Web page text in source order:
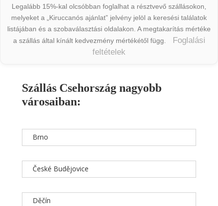
Legalább 15%-kal olcsóbban foglalhat a résztvevő szállásokon,
melyeket a „Kiruccanós ajánlat” jelvény jelöl a keresési találatok
listájában és a szobaválasztási oldalakon. A megtakarítás mértéke
a szállás által kínált kedvezmény mértékétől függ.
Foglalási
feltételek
Szállás Csehország nagyobb
városaiban:
Brno
České Budějovice
Děčín